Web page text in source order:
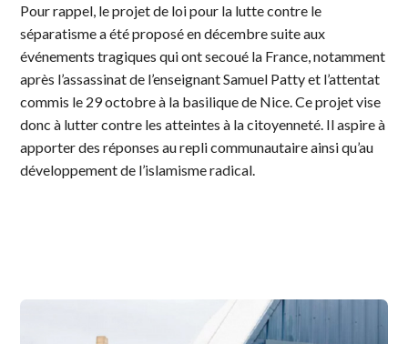
Pour rappel, le projet de loi pour la lutte contre le
séparatisme a été proposé en décembre suite aux
événements tragiques qui ont secoué la France, notamment
après l’assassinat de l’enseignant Samuel Patty et l’attentat
commis le 29 octobre à la basilique de Nice. Ce projet vise
donc à lutter contre les atteintes à la citoyenneté. Il aspire à
apporter des réponses au repli communautaire ainsi qu’au
développement de l’islamisme radical.